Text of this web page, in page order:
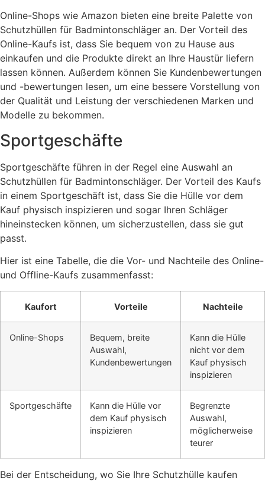
Online-Shops wie Amazon bieten eine breite Palette von
Schutzhüllen für Badmintonschläger an. Der Vorteil des
Online-Kaufs ist, dass Sie bequem von zu Hause aus
einkaufen und die Produkte direkt an Ihre Haustür liefern
lassen können. Außerdem können Sie Kundenbewertungen
und -bewertungen lesen, um eine bessere Vorstellung von
der Qualität und Leistung der verschiedenen Marken und
Modelle zu bekommen.
Sportgeschäfte
Sportgeschäfte führen in der Regel eine Auswahl an
Schutzhüllen für Badmintonschläger. Der Vorteil des Kaufs
in einem Sportgeschäft ist, dass Sie die Hülle vor dem
Kauf physisch inspizieren und sogar Ihren Schläger
hineinstecken können, um sicherzustellen, dass sie gut
passt.
Hier ist eine Tabelle, die die Vor- und Nachteile des Online-
und Offline-Kaufs zusammenfasst:
Kaufort Vorteile Nachteile
Online-Shops
Bequem, breite
Auswahl,
Kundenbewertungen
Kann die Hülle
nicht vor dem
Kauf physisch
inspizieren
Sportgeschäfte
Kann die Hülle vor
dem Kauf physisch
inspizieren
Begrenzte
Auswahl,
möglicherweise
teurer
Bei der Entscheidung, wo Sie Ihre Schutzhülle kaufen